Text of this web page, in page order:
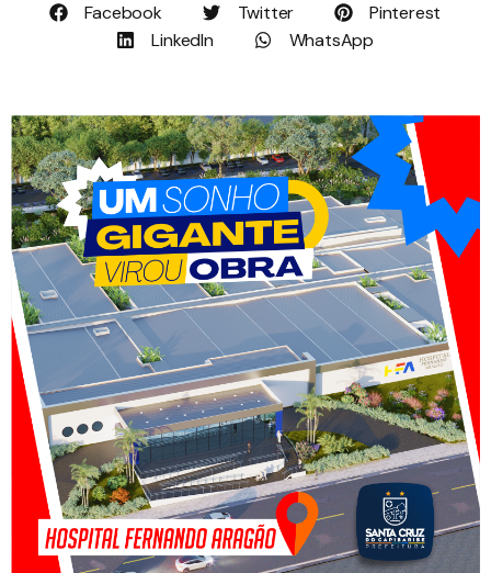
Facebook Twitter
Pinterest
LinkedIn
WhatsApp